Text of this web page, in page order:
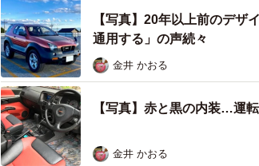
「ビークロス」の特別仕様車です。ビーク
いう希少な車。1999年をもって日本での販
のも無理はないでしょう。
【写真】20年以上前のデ
通用する」の声続々
金井 かおる
【写真】赤と黒の内装…運
金井 かおる